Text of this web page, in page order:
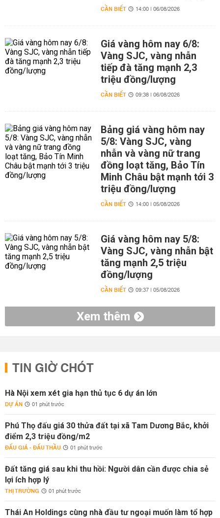
CẦN BIẾT 14:00 | 06/08/2026
Giá vàng hôm nay 6/8:
Vàng SJC, vàng nhẫn
tiếp đà tăng mạnh 2,3
triệu đồng/lượng
CẦN BIẾT 09:38 | 06/08/2026
Bảng giá vàng hôm nay
5/8: Vàng SJC, vàng
nhẫn và vàng nữ trang
đồng loạt tăng, Bảo Tín
Minh Châu bật mạnh tới 3
triệu đồng/lượng
CẦN BIẾT 14:00 | 05/08/2026
Giá vàng hôm nay 5/8:
Vàng SJC, vàng nhẫn bật
tăng mạnh 2,5 triệu
đồng/lượng
CẦN BIẾT 09:37 | 05/08/2026
Xem thêm
TIN GIỜ CHÓT
Hà Nội xem xét gia hạn thủ tục 6 dự án lớn
DỰ ÁN 01 phút trước
Phú Thọ đấu giá 30 thửa đất tại xã Tam Dương Bắc, khởi
điểm 2,3 triệu đồng/m2
ĐẤU GIÁ - ĐẤU THẦU 01 phút trước
Đất tăng giá sau khi thu hồi: Người dân cần được chia sẻ
lợi ích hợp lý
THỊ TRƯỜNG 01 phút trước
Thái An Holdings cùng nhà đầu tư ngoại muốn làm tổ hợp